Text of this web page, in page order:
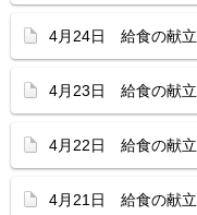
4月24日 給食の献立
4月23日 給食の献立
4月22日 給食の献立
4月21日 給食の献立